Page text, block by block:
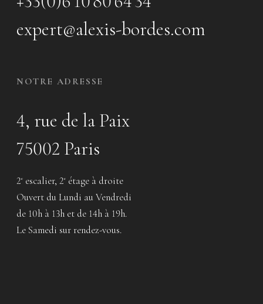
expert@alexis-bordes.com
NOTRE ADRESSE
4, rue de la Paix
75002 Paris
2e escalier, 2e étage à droite
Ouvert du Lundi au Vendredi
de 10h à 13h et de 14h à 19h.
Le Samedi sur rendez-vous.